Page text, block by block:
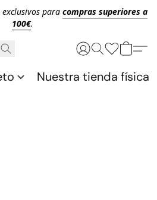
para compras superiores a
100€.
Nuestra tienda física